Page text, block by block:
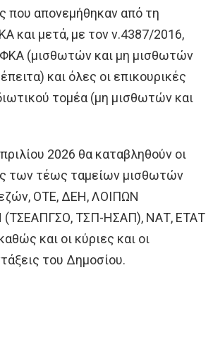
που απονεμήθηκαν από τη
και μετά, με τον ν.4387/2016,
(μισθωτών και μη μισθωτών
και όλες οι επικουρικές
τομέα (μη μισθωτών και
2026 θα καταβληθούν οι
των τέως ταμείων μισθωτών
ΟΤΕ, ΔΕΗ, ΛΟΙΠΩΝ
ΤΣΠ-ΗΣΑΠ), ΝΑΤ, ΕΤΑΤ
και οι κύριες και οι
του Δημοσίου.